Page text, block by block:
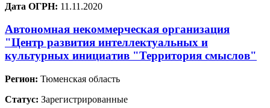
Дата ОГРН: 11.11.2020
Автономная некоммерческая организация
"Центр развития интеллектуальных и
культурных инициатив "Территория смыслов"
Регион: Тюменская область
Статус: Зарегистрированные